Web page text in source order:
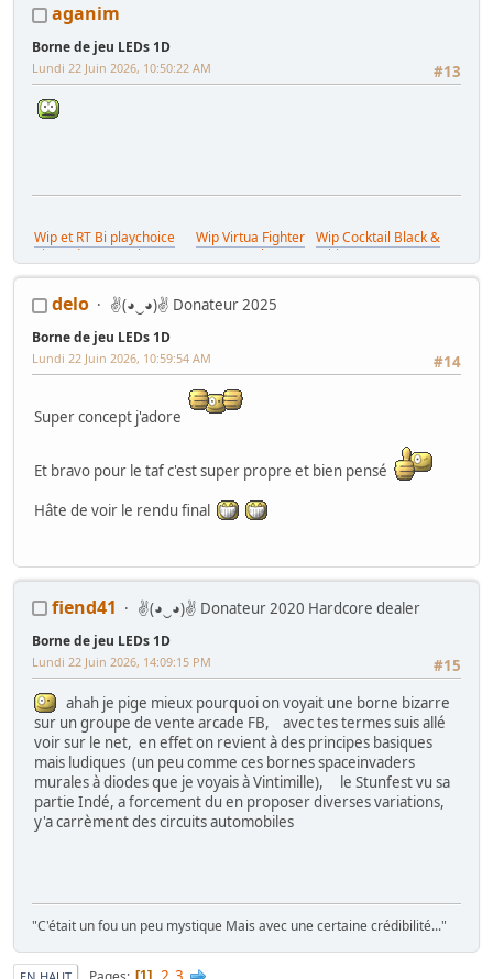
topic=45664.msg718088#msg718088
aganim
Borne de jeu LEDs 1D
#13
Lundi 22 Juin 2026, 10:50:22 AM
Wip et RT Bi playchoice
nintendo (Nes cab) /
Wip Virtua Fighter
(Saturn Cab) /
Wip Cocktail Black &
White Gamoover /
Wip et RT Egret II /Wishlist
delo ✌(◕‿◕)✌ Donateur 2025
Borne de jeu LEDs 1D
#14
Lundi 22 Juin 2026, 10:59:54 AM
Super concept j'adore
Et bravo pour le taf c'est super propre et bien pensé
Hâte de voir le rendu final
fiend41 ✌(◕‿◕)✌ Donateur 2020 Hardcore dealer
Borne de jeu LEDs 1D
#15
Lundi 22 Juin 2026, 14:09:15 PM
ahah je pige mieux pourquoi on voyait une borne bizarre
sur un groupe de vente arcade FB, avec tes termes suis allé
voir sur le net, en effet on revient à des principes basiques
mais ludiques (un peu comme ces bornes spaceinvaders
murales à diodes que je voyais à Vintimille), le Stunfest vu sa
partie Indé, a forcement du en proposer diverses variations,
y'a carrèment des circuits automobiles
"C'était un fou un peu mystique Mais avec une certaine crédibilité..."